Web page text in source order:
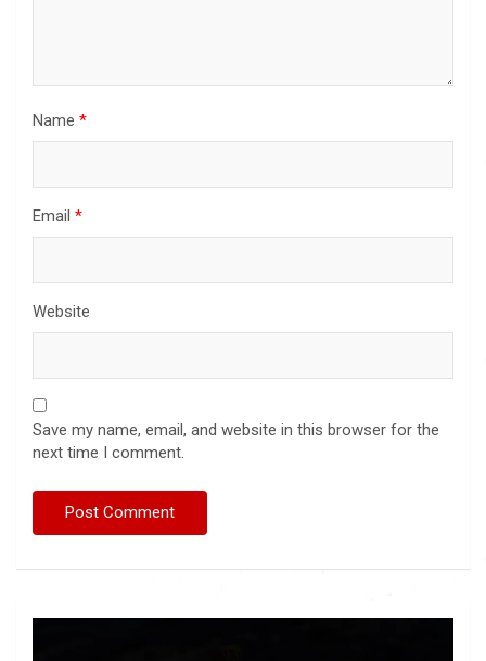
Name *
Email *
Website
Save my name, email, and website in this browser for the
next time I comment.